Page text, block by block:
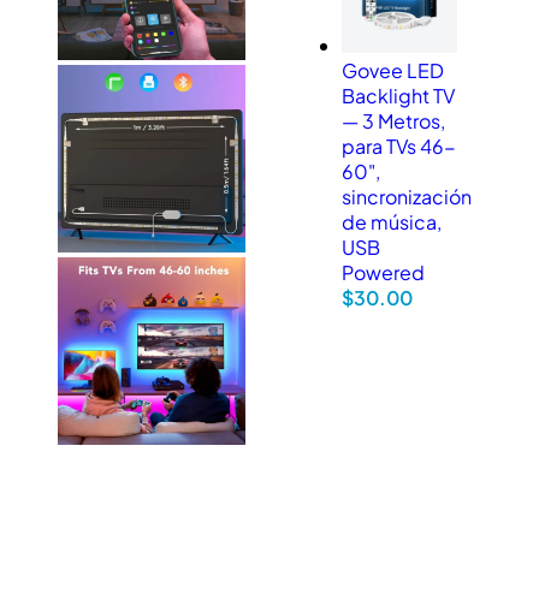
Govee LED
Backlight TV
— 3 Metros,
para TVs 46-
60",
sincronización
de música,
USB
Powered
$30.00